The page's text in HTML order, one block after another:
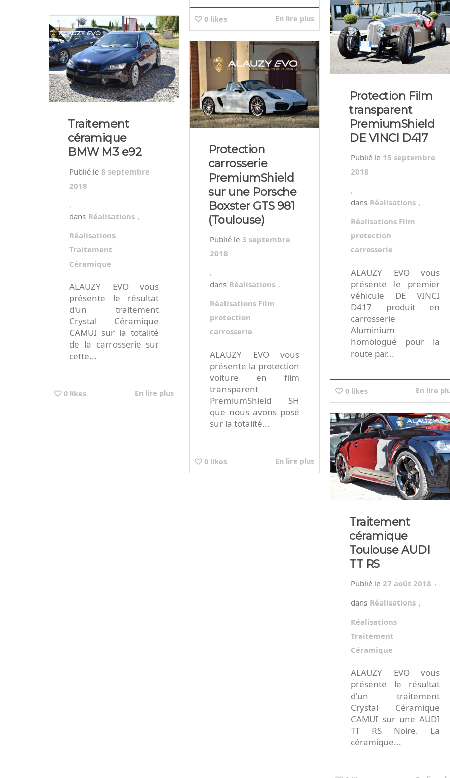
0 likes En lire plus
Protection Film
transparent
PremiumShield
DE VINCI D417
15 septembre
2018
,
Réalisations ,
Réalisations Film
protection
carrosserie
ALAUZY EVO vous
présente le premier
véhicule DE VINCI
D417 produit en
carrosserie
Aluminium
homologué pour la
route par...
0 likes En lire
Traitement
céramique
BMW M3 e92
8 septembre
2018
,
Réalisations ,
Réalisations
Traitement
Céramique
ALAUZY EVO vous
présente le résultat
d'un traitement
Crystal Céramique
CAMUI sur la totalité
de la carrosserie sur
cette...
0 likes En lire plus
Protection
carrosserie
PremiumShield
sur une Porsche
Boxster GTS 981
(Toulouse)
3 septembre
2018
,
Réalisations ,
Réalisations Film
protection
carrosserie
ALAUZY EVO vous
présente la protection
voiture en film
transparent
PremiumShield SH
que nous avons posé
sur la totalité...
0 likes En lire plus
Traitement
céramique
Toulouse AUDI
TT RS
27 août 2018 ,
Réalisations ,
Réalisations
Traitement
Céramique
ALAUZY EVO vous
présente le résultat
d'un traitement
Crystal Céramique
CAMUI sur une AUDI
TT RS Noire. La
céramique...